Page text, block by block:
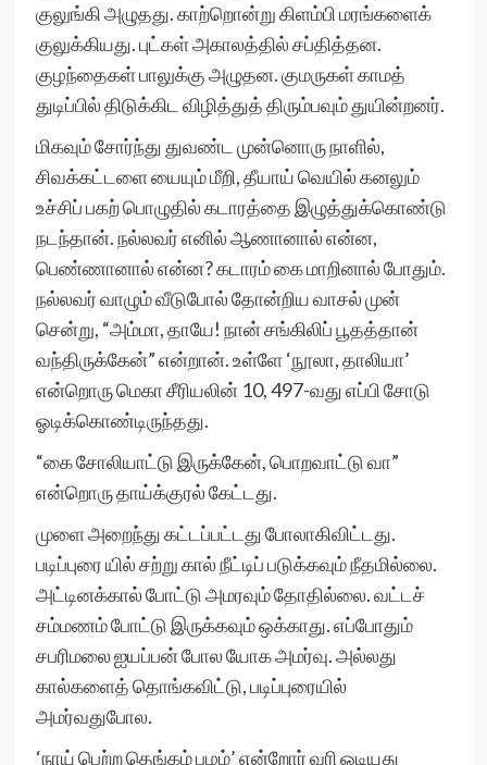
குலுங்கி அழுதது. காற்றொன்று கிளம்பி மரங்களைக்
குலுக்கியது. புட்கள் அகாலத்தில் சப்தித்தன.
குழந்தைகள் பாலுக்கு அழுதன. குமருகள் காமத்
துடிப்பில் திடுக்கிட விழித்துத் திரும்பவும் துயின்றனர்.
மிகவும் சோர்ந்து துவண்ட முன்னொரு நாளில்,
சிவக்கட்டளை யையும் மீறி, தீயாய் வெயில் கனலும்
உச்சிப் பகற் பொழுதில் கடாரத்தை இழுத்துக்கொண்டு
நடந்தான். நல்லவர் எனில் ஆணானால் என்ன,
பெண்ணானால் என்ன? கடாரம் கை மாறினால் போதும்.
நல்லவர் வாழும் வீடுபோல் தோன்றிய வாசல் முன்
சென்று, “அம்மா, தாயே! நான் சங்கிலிப் பூதத்தான்
வந்திருக்கேன்” என்றான். உள்ளே ‘நூலா, தாலியா’
என்றொரு மெகா சீரியலின் 10, 497-வது எப்பி சோடு
ஓடிக்கொண்டிருந்தது.
“கை சோலியாட்டு இருக்கேன், பொறவாட்டு வா”
என்றொரு தாய்க்குரல் கேட்டது.
முளை அறைந்து கட்டப்பட்டது போலாகிவிட்டது.
படிப்புரை யில் சற்று கால் நீட்டிப் படுக்கவும் நீதமில்லை.
அட்டினக்கால் போட்டு அமரவும் தோதில்லை. வட்டச்
சம்மணம் போட்டு இருக்கவும் ஒக்காது. எப்போதும்
சபரிமலை ஐயப்பன் போல யோக அமர்வு. அல்லது
கால்களைத் தொங்கவிட்டு, படிப்புரையில்
அமர்வதுபோல.
‘நாய் பெற்ற தெங்கம் பழம்’ என்றோர் வரி ஓடியது